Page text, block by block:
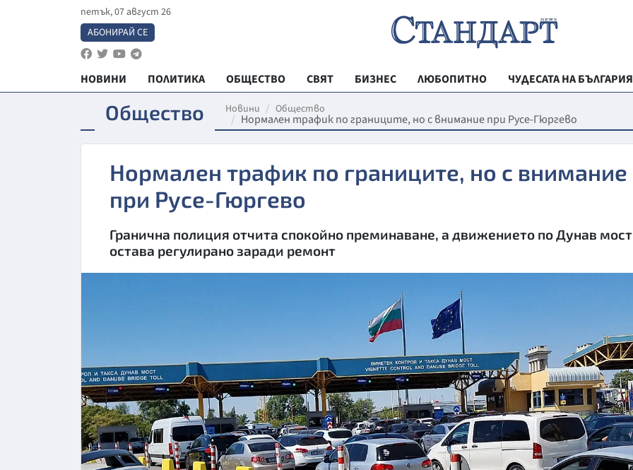
петък, 07 август 26
АБОНИРАЙ СЕ
НОВИНИ ПОЛИТИКА ОБЩЕСТВО СВЯТ БИЗНЕС ЛЮБОПИТНО
ЧУДЕСАТА НА БЪЛГАРИЯ
ВЕСТНИК
ЗДРАВЕ
МОЯТ ГРАД
КУЛТУРА
ПРАВОСЪДИЕ
КРИМИ
ВЯРА
Общество Новини Общество
Нормален трафик по границите, но с внимание при Русе-Гюргево
Нормален трафик по границите, но с внимание
при Русе-Гюргево
Гранична полиция отчита спокойно преминаване, а движението по Дунав мост
остава регулирано заради ремонт